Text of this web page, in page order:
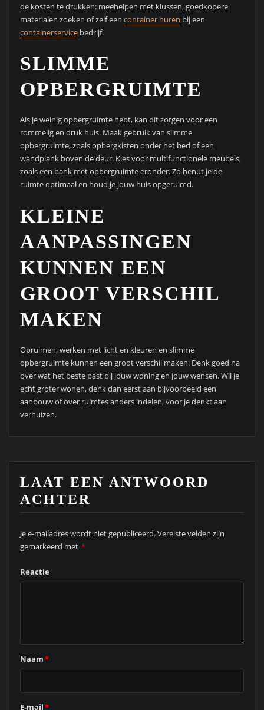
de kosten te drukken: meehelpen met klussen, goedkopere
materialen zoeken of zelf een container huren bij een
containerservicebedrijf.
SLIMME
OPBERGRUIMTE
Als je weinig opbergruimte hebt, kan dit zorgen voor een
rommelig en druk huis. Maak gebruik van slimme
opbergruimte, zoals opbergkisten onder het bed of een
wandplank boven de deur. Kies voor multifunctionele meubels,
zoals een bank met opbergruimte eronder. Zo benut je de
ruimte optimaal en houd je jouw huis opgeruimd.
KLEINE
AANPASSINGEN
KUNNEN EEN
GROOT VERSCHIL
MAKEN
Opruimen, werken met licht en kleuren en slimme
opbergruimte kunnen een groot verschil maken. Denk goed na
over wat het beste past bij jouw woning en jouw wensen. Wil je
echt groter wonen, denk dan eerst aan bijvoorbeeld een
aanbouw of over ruimtes anders indelen, voor je denkt aan
verhuizen.
LAAT EEN ANTWOORD
ACHTER
Je e-mailadres wordt niet gepubliceerd.Vereiste velden zijn
gemarkeerd met *
Reactie
Naam*
E-mail*